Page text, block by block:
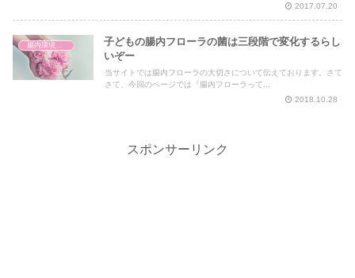
2017.07.20
腸内環境と体の仕組み
子どもの腸内フローラの菌は三段階で変化するらし
いぞー
当サイトでは腸内フローラの大切さについて伝えております。さて
さて、今回のページでは『腸内フローラって...
2018.10.28
スポンサーリンク